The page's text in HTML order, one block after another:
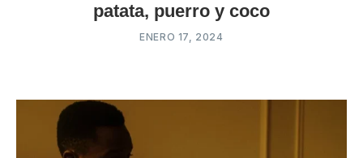
patata, puerro y coco
ENERO 17, 2024